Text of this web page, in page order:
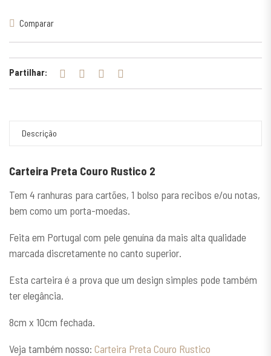
Comparar
Partilhar:
Descrição
Carteira Preta Couro Rustico 2
Tem 4 ranhuras para cartões, 1 bolso para recibos e/ou notas,
bem como um porta-moedas.
Feita em Portugal com pele genuína da mais alta qualidade
marcada discretamente no canto superior.
Esta carteira é a prova que um design simples pode também
ter elegância.
8cm x 10cm fechada.
Veja também nosso: Carteira Preta Couro Rustico